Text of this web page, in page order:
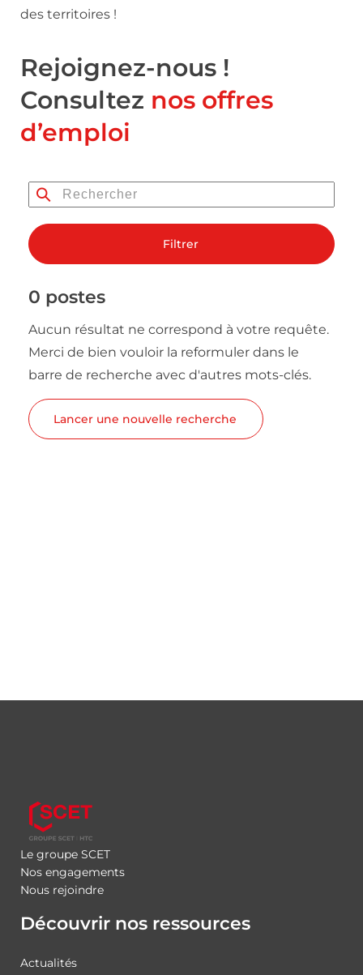
des territoires !
Rejoignez-nous !
Consultez nos offres
d’emploi
Filtrer
0 postes
Aucun résultat ne correspond à votre requête.
Merci de bien vouloir la reformuler dans le
barre de recherche avec d'autres mots-clés.
Lancer une nouvelle recherche
Le groupe SCET
Nos engagements
Nous rejoindre
Découvrir nos ressources
Actualités